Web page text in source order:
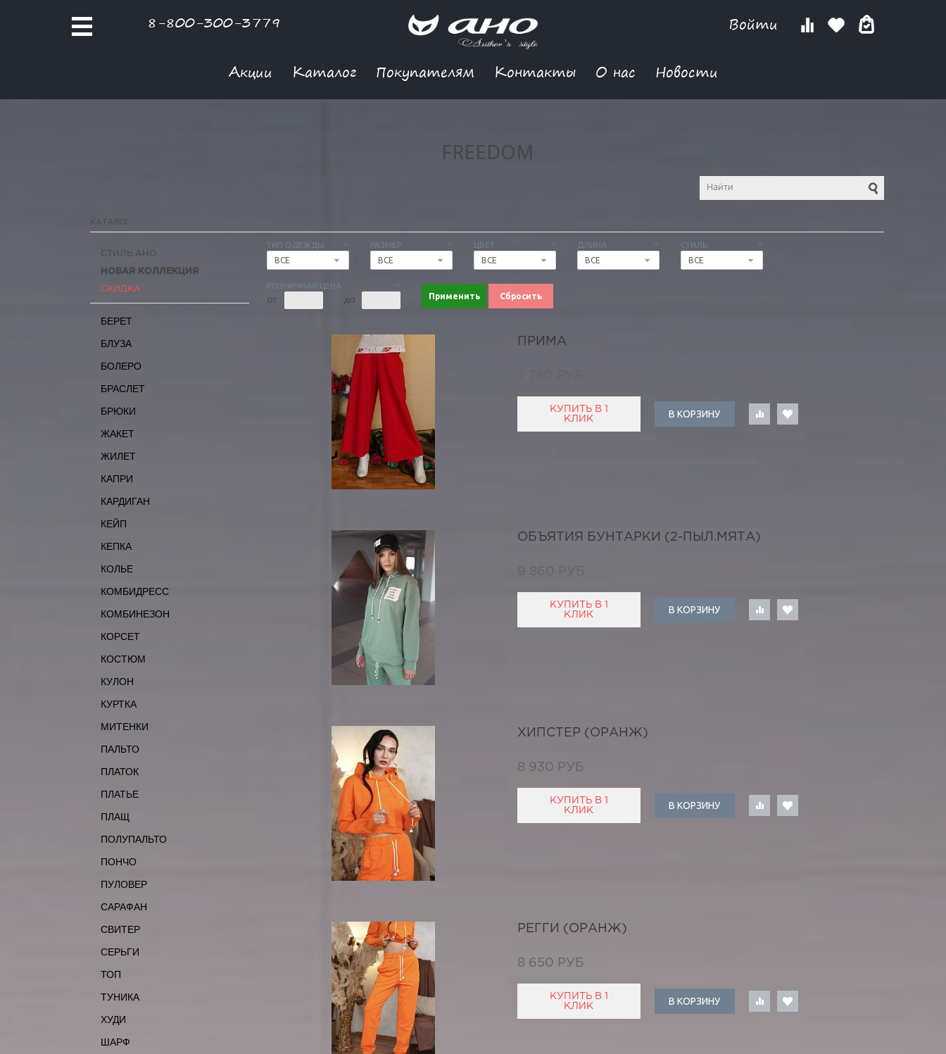
8-800-300-3779 Войти
Акции Каталог Покупателям Контакты О нас Новости
FREEDOM
КАТАЛОГ
ТИП ОДЕЖДЫ
ВСЕ
РАЗМЕР
ВСЕ
ЦВЕТ
ВСЕ
ДЛИНА
ВСЕ
СТИЛЬ
ВСЕ
РОЗНИЧНАЯ ЦЕНА
ОТ ДО Применить Сбросить
СТИЛЬ АНО
НОВАЯ КОЛЛЕКЦИЯ
СКИДКА
БЕРЕТ
БЛУЗА
БОЛЕРО
БРАСЛЕТ
БРЮКИ
ЖАКЕТ
ЖИЛЕТ
КАПРИ
КАРДИГАН
КЕЙП
КЕПКА
КОЛЬЕ
КОМБИДРЕСС
КОМБИНЕЗОН
КОРСЕТ
КОСТЮМ
КУЛОН
КУРТКА
МИТЕНКИ
ПАЛЬТО
ПЛАТОК
ПЛАТЬЕ
ПЛАЩ
ПОЛУПАЛЬТО
ПОНЧО
ПУЛОВЕР
САРАФАН
СВИТЕР
СЕРЬГИ
ТОП
ТУНИКА
ХУДИ
ШАРФ
ПРИМА
КУПИТЬ В 1
КЛИК
В КОРЗИНУ
ОБЪЯТИЯ БУНТАРКИ (2-ПЫЛ.МЯТА)
9 860 РУБ
КУПИТЬ В 1
КЛИК
В КОРЗИНУ
ХИПСТЕР (ОРАНЖ)
8 930 РУБ
КУПИТЬ В 1
КЛИК
В КОРЗИНУ
РЕГГИ (ОРАНЖ)
8 650 РУБ
КУПИТЬ В 1
КЛИК
В КОРЗИНУ